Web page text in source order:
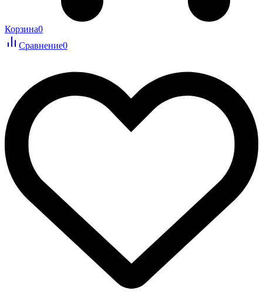
Корзина0
Сравнение0